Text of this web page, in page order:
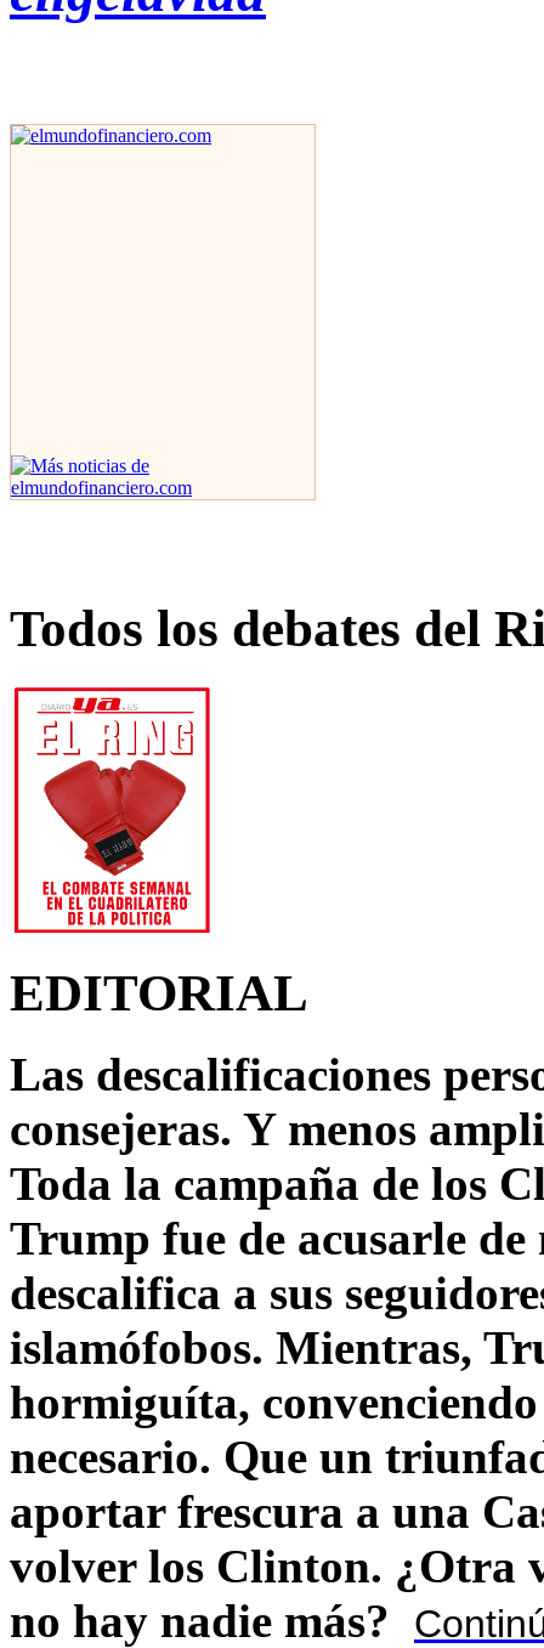
Todos los debates del
EDITORIAL
Las descalificaciones
consejeras. Y menos
Toda la campaña de los
Trump fue de acusarle
descalifica a sus
islamófobos. Mientras,
hormiguíta,
necesario. Que un
aportar frescura a una
volver los Clinton. ¿Otra
no hay nadie más?